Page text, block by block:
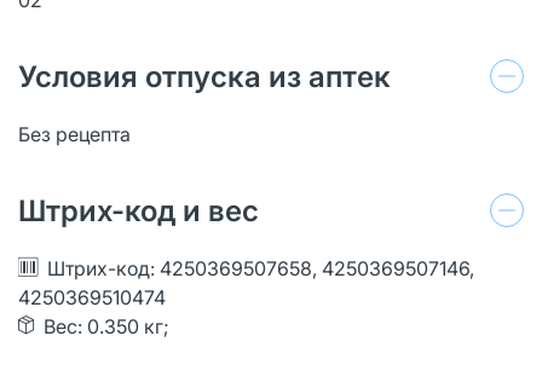
Условия отпуска из аптек
Без рецепта
Штрих-код и вес
Штрих-код: 4250369507658, 4250369507146,
4250369510474
Вес: 0.350 кг;